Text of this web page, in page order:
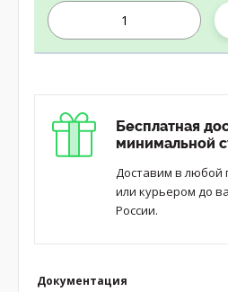
Бесплатная
минимальной
Доставим в любой
или курьером до
России.
Документация